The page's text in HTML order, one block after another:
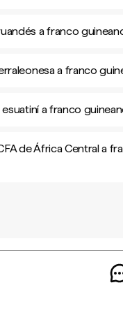
a franco
a franco
a franco
de África Central a